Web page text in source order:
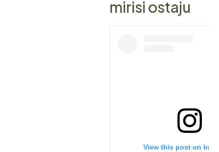
mirisi ostaju
View this post on